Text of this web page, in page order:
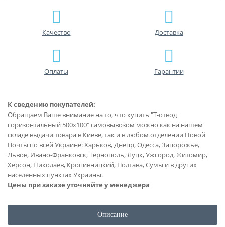
Качество Доставка
Оплаты Гарантии
К сведению покупателей:
Обращаем Ваше внимание на то, что купить "Т-отвод
горизонтальный 500х100" самовывозом можно как на нашем
складе выдачи товара в Киеве, так и в любом отделении Новой
Почты по всей Украине: Харьков, Днепр, Одесса, Запорожье,
Львов, Ивано-Франковск, Тернополь, Луцк, Ужгород, Житомир,
Херсон, Николаев, Кропивницкий, Полтава, Сумы и в других
населенных пунктах Украины.
Цены при заказе уточняйте у менеджера
Описание